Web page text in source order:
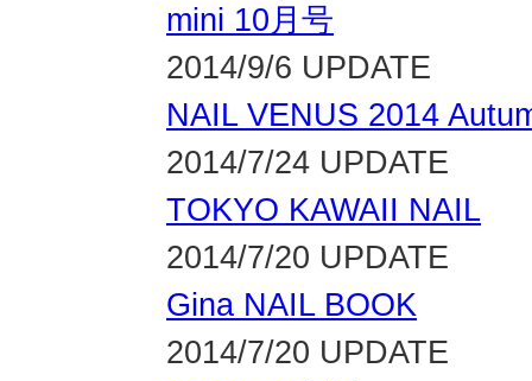
mini 10月号
2014/9/6 UPDATE
NAIL VENUS 2014
2014/7/24 UPDATE
TOKYO KAWAII NAIL
2014/7/20 UPDATE
Gina NAIL BOOK
2014/7/20 UPDATE